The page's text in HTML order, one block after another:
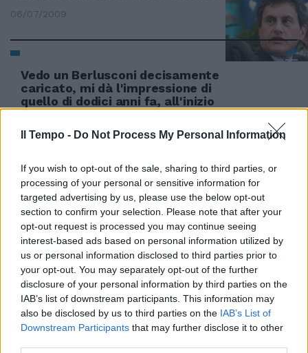
Il Tempo - Do Not Process My Personal Information
If you wish to opt-out of the sale, sharing to third parties, or
processing of your personal or sensitive information for
targeted advertising by us, please use the below opt-out
section to confirm your selection. Please note that after your
opt-out request is processed you may continue seeing
interest-based ads based on personal information utilized by
us or personal information disclosed to third parties prior to
your opt-out. You may separately opt-out of the further
disclosure of your personal information by third parties on the
IAB’s list of downstream participants. This information may
also be disclosed by us to third parties on the IAB’s List of
Downstream Participants that may further disclose it to other
06/07/2009
Vedo un Berlusconi decisamente
caricato, mi dà l'impressione di
quello di dodici anni fa, all'inizio
della discesa in campo.
26/11/2006
FATICANO decisamente a
dileguarsi le polemiche seguite
all'iniziativa assunta due giorni
fa dall'Ucoii ...
21/08/2006
di ALESSANDRO AUSTINI «LA
Roma è decisamente più forte
della Fiorentina».